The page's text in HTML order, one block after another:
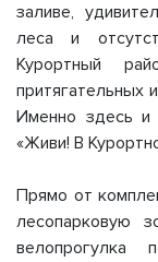
заливе,
леса и
Курортный
притягательных
Именно здесь и
«Живи! В
Прямо от
лесопарковую
велопрогулка